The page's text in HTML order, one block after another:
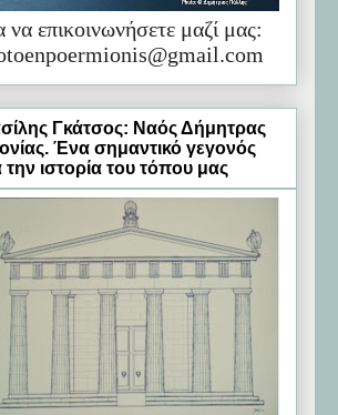
να επικοινωνήσετε μαζί μας:
Γκάτσος: Ναός Δήμητρας
Ένα σημαντικό γεγονός
την ιστορία του τόπου μας